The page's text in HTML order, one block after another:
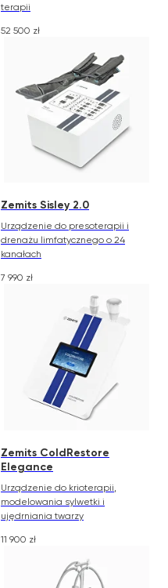
terapii
52 500 zł
Zemits Sisley 2.0
Urządzenie do presoterapii i
drenażu limfatycznego o 24
kanałach
7 990 zł
Zemits ColdRestore
Elegance
Urządzenie do krioterapii,
modelowania sylwetki i
ujędrniania twarzy
11 900 zł